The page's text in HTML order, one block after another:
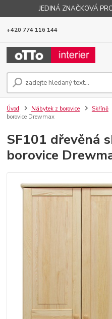
JEDINÁ ZNAČKOVÁ
+420 774 116 144
Úvod Nábytek z borovice Skříně
borovice Drewmax
SF101 dřevěná
borovice